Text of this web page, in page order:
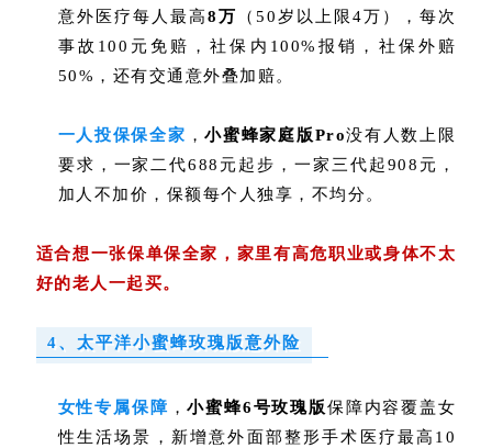
意外医疗每人最高8万
（50岁以上限4万），每次
事故100元免赔，社保内100%报销，社保外赔
50%， 还有交通意外叠加赔。
一人投保保全家 ，小蜜蜂家庭版Pro没有人数上限
要求，一家二代688元起步，一家三代起908元，
加人不加价，保额每个人独享，不均分。
适合想一张保单保全家，家里有高危职业或身体不太
好的老人一起买。
4、太平洋小蜜蜂玫瑰版意外险
女性专属保障 ，小蜜蜂6号玫瑰版保障内容覆盖女
性生活场景，新增意外面部整形手术医疗最高10